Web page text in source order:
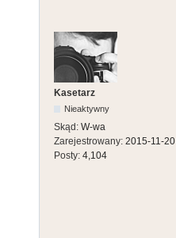
Kasetarz
Nieaktywny
Skąd: W-wa
Zarejestrowany: 2015-11-20
Posty: 4,104